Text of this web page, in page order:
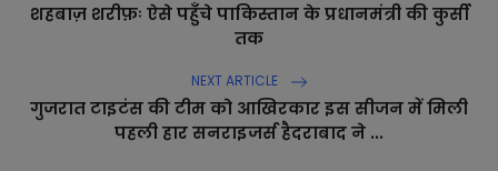
शहबाज़ शरीफ़ः ऐसे पहुँचे पाकिस्तान के प्रधानमंत्री की कुर्सी
तक
NEXT ARTICLE
गुजरात टाइटंस की टीम को आखिरकार इस सीजन में मिली
पहली हार सनराइजर्स हैदराबाद ने ...